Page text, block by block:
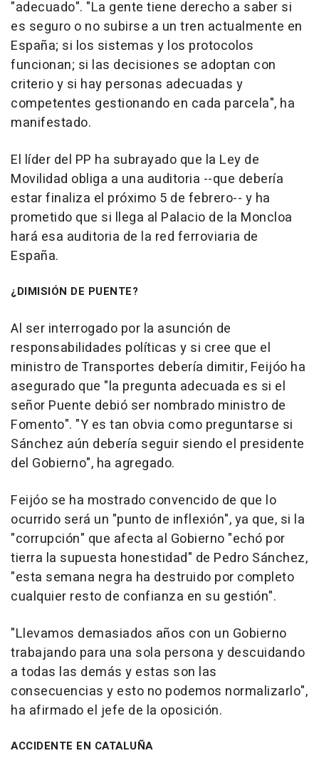
"adecuado". "La gente tiene derecho a saber si
es seguro o no subirse a un tren actualmente en
España; si los sistemas y los protocolos
funcionan; si las decisiones se adoptan con
criterio y si hay personas adecuadas y
competentes gestionando en cada parcela", ha
manifestado.
El líder del PP ha subrayado que la Ley de
Movilidad obliga a una auditoria --que debería
estar finaliza el próximo 5 de febrero-- y ha
prometido que si llega al Palacio de la Moncloa
hará esa auditoria de la red ferroviaria de
España.
¿DIMISIÓN DE PUENTE?
Al ser interrogado por la asunción de
responsabilidades políticas y si cree que el
ministro de Transportes debería dimitir, Feijóo ha
asegurado que "la pregunta adecuada es si el
señor Puente debió ser nombrado ministro de
Fomento". "Y es tan obvia como preguntarse si
Sánchez aún debería seguir siendo el presidente
del Gobierno", ha agregado.
Feijóo se ha mostrado convencido de que lo
ocurrido será un "punto de inflexión", ya que, si la
"corrupción" que afecta al Gobierno "echó por
tierra la supuesta honestidad" de Pedro Sánchez,
"esta semana negra ha destruido por completo
cualquier resto de confianza en su gestión".
"Llevamos demasiados años con un Gobierno
trabajando para una sola persona y descuidando
a todas las demás y estas son las
consecuencias y esto no podemos normalizarlo",
ha afirmado el jefe de la oposición.
ACCIDENTE EN CATALUÑA